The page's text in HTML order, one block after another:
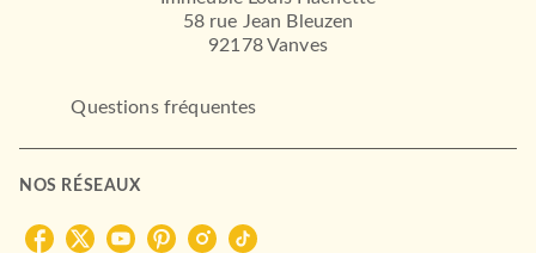
58 rue Jean Bleuzen
92178 Vanves
Questions fréquentes
NOS RÉSEAUX